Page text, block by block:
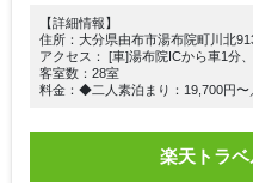
【詳細情報】
住所：大分県由布市湯布院町川北
アクセス： [車]湯布院ICから車1分
客室数：28室
料金：◆二人素泊まり：19,700円
楽天トラ